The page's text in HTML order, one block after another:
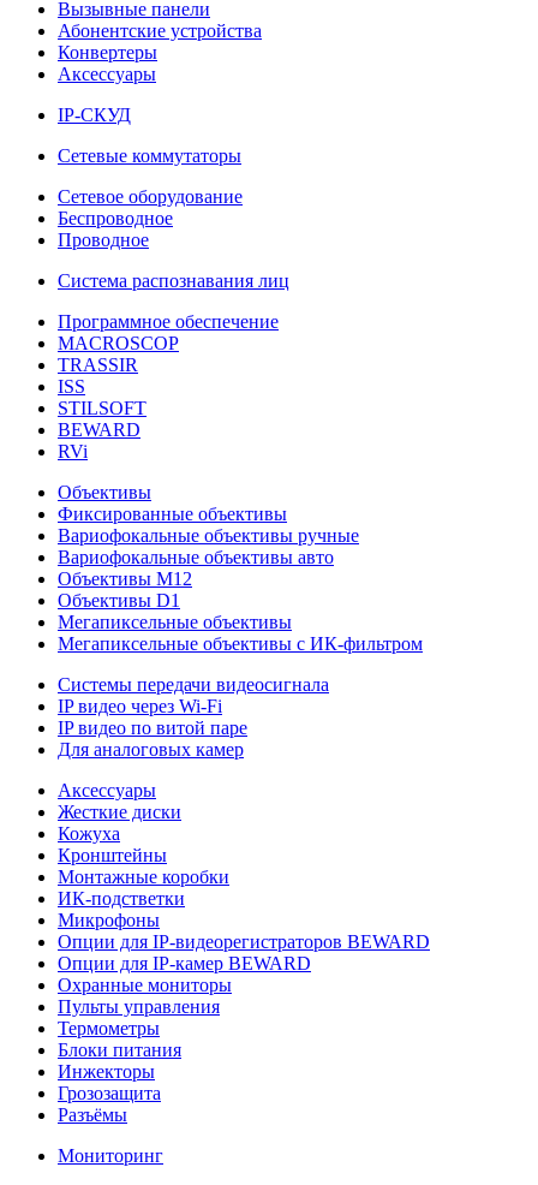
Вызывные панели
Абонентские устройства
Конвертеры
Аксессуары
IP-СКУД
Сетевые коммутаторы
Сетевое оборудование
Беспроводное
Проводное
Система распознавания лиц
Программное обеспечение
MACROSCOP
TRASSIR
ISS
STILSOFT
BEWARD
RVi
Объективы
Фиксированные объективы
Вариофокальные объективы ручные
Вариофокальные объективы авто
Объективы М12
Объективы D1
Мегапиксельные объективы
Мегапиксельные объективы с ИК-фильтром
Системы передачи видеосигнала
IP видео через Wi-Fi
IP видео по витой паре
Для аналоговых камер
Аксессуары
Жесткие диски
Кожуха
Кронштейны
Монтажные коробки
ИК-подстветки
Микрофоны
Опции для IP-видеорегистраторов BEWARD
Опции для IP-камер BEWARD
Охранные мониторы
Пульты управления
Термометры
Блоки питания
Инжекторы
Грозозащита
Разъёмы
Мониторинг